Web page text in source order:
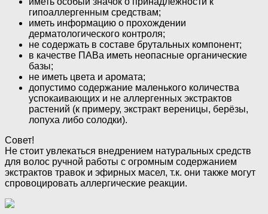
гипоаллергенным средствам;
иметь информацию о прохождении
дерматологического контроля;
не содержать в составе брутальных компонент;
в качестве ПАВа иметь неопасные органические
базы;
не иметь цвета и аромата;
допустимо содержание маленького количества
успокаивающих и не аллергенных экстрактов
растений (к примеру, экстракт вереницы, берёзы,
лопуха либо солодки).
Совет!
Не стоит увлекаться внедрением натуральных средств
для волос ручной работы с огромным содержанием
экстрактов травок и эфирных масел, т.к. они также могут
спровоцировать аллергические реакции.